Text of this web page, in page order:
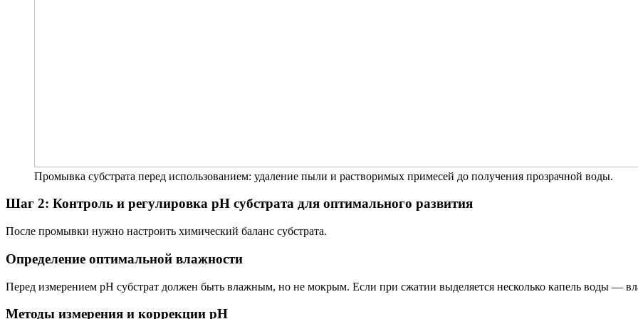
Промывка субстрата перед использованием: удаление пыли и растворимых примесей до получения прозрачной воды.
Шаг 2: Контроль и регулировка pH субстрата для оптимального развития
После промывки нужно настроить химический баланс субстрата.
Определение оптимальной влажности
Перед измерением pH субстрат должен быть влажным, но не мокрым. Если при сжатии выделяется несколько капель воды —
Методы измерения и коррекции pH